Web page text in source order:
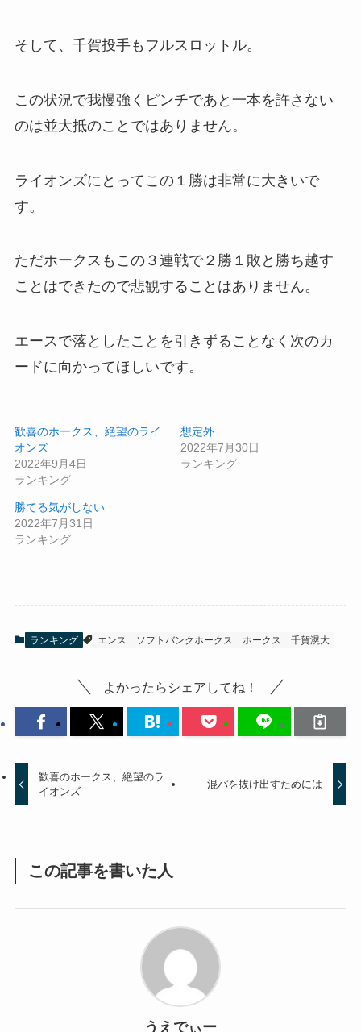
そして、千賀投手もフルスロットル。
この状況で我慢強くピンチであと一本を許さない
のは並大抵のことではありません。
ライオンズにとってこの１勝は非常に大きいで
す。
ただホークスもこの３連戦で２勝１敗と勝ち越す
ことはできたので悲観することはありません。
エースで落としたことを引きずることなく次のカ
ードに向かってほしいです。
歓喜のホークス、絶望のライ
オンズ
2022年9月4日
ランキング
想定外
2022年7月30日
ランキング
勝てる気がしない
2022年7月31日
ランキング
ランキング エンス ソフトバンクホークス ホークス 千賀滉大
よかったらシェアしてね！
歓喜のホークス、絶望のラ
イオンズ
混パを抜け出すためには
この記事を書いた人
うえでぃー